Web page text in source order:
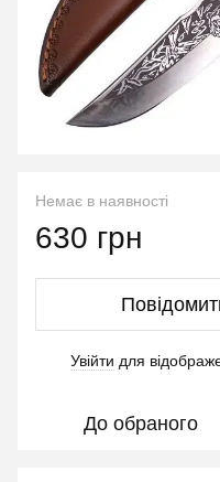
Немає в наявності
630 грн
Увійти для
До обраного